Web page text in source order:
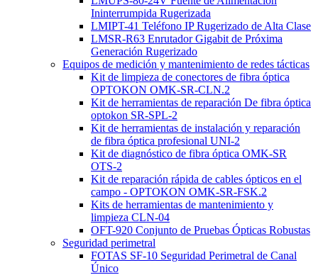
Ininterrumpida Rugerizada
LMIPT-41 Teléfono IP Rugerizado de Alta Clase
LMSR-R63 Enrutador Gigabit de Próxima
Generación Rugerizado
Equipos de medición y mantenimiento de redes tácticas
Kit de limpieza de conectores de fibra óptica
OPTOKON OMK-SR-CLN.2
Kit de herramientas de reparación De fibra óptica
optokon SR-SPL-2
Kit de herramientas de instalación y reparación
de fibra óptica profesional UNI-2
Kit de diagnóstico de fibra óptica OMK-SR
OTS-2
Kit de reparación rápida de cables ópticos en el
campo - OPTOKON OMK-SR-FSK.2
Kits de herramientas de mantenimiento y
limpieza CLN-04
OFT-920 Conjunto de Pruebas Ópticas Robustas
Seguridad perimetral
FOTAS SF-10 Seguridad Perimetral de Canal
Único